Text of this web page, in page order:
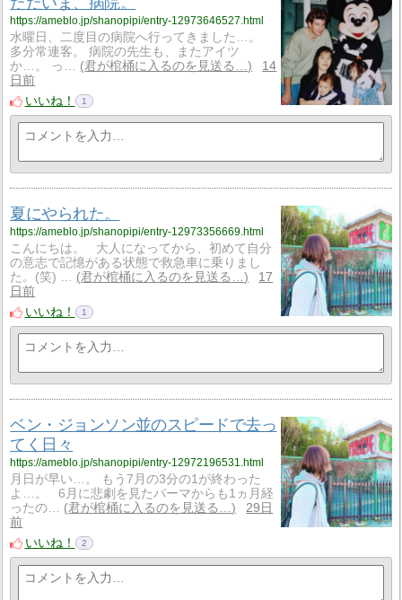
https://ameblo.jp/shanopipi/entry-12973646527.html
水曜日、二度目の病院へ行ってきました…。
多分常連客。 病院の先生も、またアイツ
か…。 っ…
君が棺桶に入るのを見送る…
14
日前
いいね！
1
夏にやられた。
https://ameblo.jp/shanopipi/entry-12973356669.html
こんにちは。 大人になってから、初めて自分
の意志で記憶がある状態で救急車に乗りまし
た。(笑) …
君が棺桶に入るのを見送る…
17
日前
いいね！
1
ベン・ジョンソン並のスピードで去っ
てく日々
https://ameblo.jp/shanopipi/entry-12972196531.html
月日が早い…。 もう7月の3分の1が終わった
よ…。 6月に悲劇を見たパーマからも1ヵ月経
ったの…
君が棺桶に入るのを見送る…
29日
前
いいね！
2